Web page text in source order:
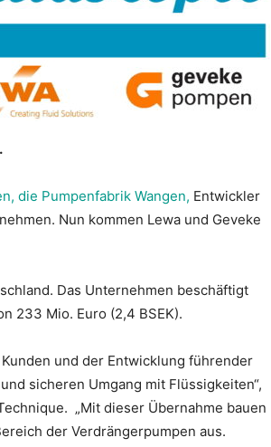
die Pumpenfabrik Wangen, Entwickler
Nun kommen Lewa und Geveke
Das Unternehmen beschäftigt
233 Mio. Euro (2,4 BSEK).
und der Entwicklung führender
sicheren Umgang mit Flüssigkeiten“,
„Mit dieser Übernahme bauen
der Verdrängerpumpen aus.